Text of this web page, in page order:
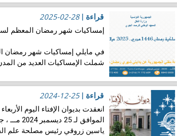
قراءة |
2025-02-28
إمساكيات شهر رمضان المعظم لسنة
شملت الإمساكيات العديد من
إمساكيات ولاية… قراءة المزيد
قراءة |
2024-12-25
الموافق
ياسين زروقي رئيس مصلحة علم